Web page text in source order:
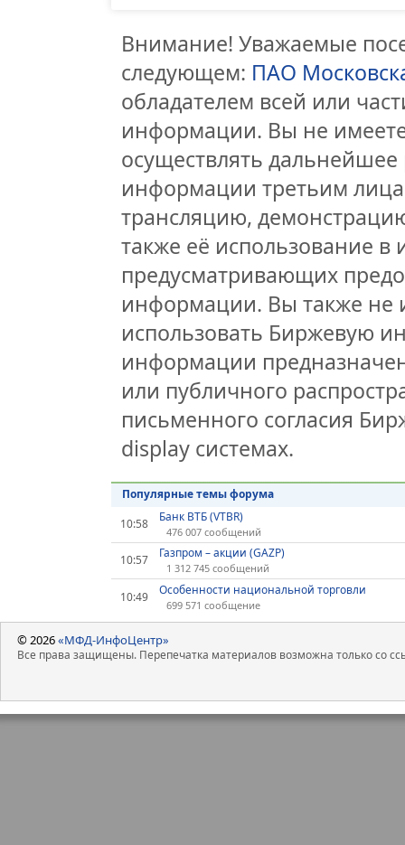
Внимание! Уважаемые
следующем: ПАО
обладателем всей или
информации. Вы не
осуществлять
информации третьим
трансляцию,
также её использование
предусматривающих
информации. Вы также не
использовать Биржевую
информации
или публичного
письменного согласия
display системах.
Популярные темы форума
10:58
Банк ВТБ (VTBR)
476 007 сообщений
10:57 Газпром – акции (GAZP)
1 312 745 сообщений
10:49 Особенности национальной торговли
699 571 сообщение
© 2026«МФД-ИнфоЦентр»
Все права защищены. Перепечатка материалов возможна только со